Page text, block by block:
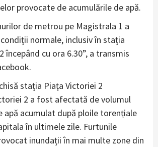
provocate de acumulările de apă.
de metrou pe Magistrala 1 a
normale, inclusiv în stația
începând cu ora 6.30”, a transmis
stația Piața Victoriei 2
2 a fost afectată de volumul
apă acumulat după ploile torențiale
în ultimele zile. Furtunile
inundații în mai multe zone din